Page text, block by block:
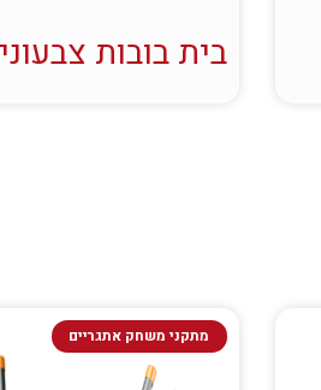
בית בובות צבעוני
מתקני משחק אתגריים